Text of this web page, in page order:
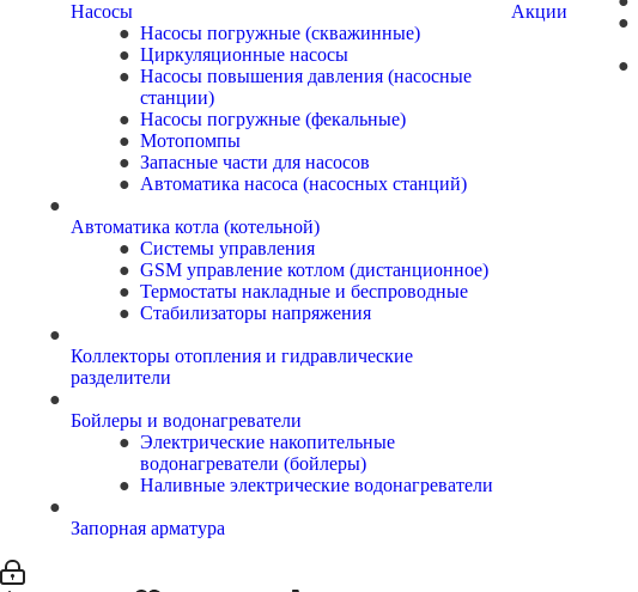
Насосы
Насосы погружные (скважинные)
Циркуляционные насосы
Насосы повышения давления (насосные
станции)
Насосы погружные (фекальные)
Мотопомпы
Запасные части для насосов
Автоматика насоса (насосных станций)
Автоматика котла (котельной)
Системы управления
GSM управление котлом (дистанционное)
Термостаты накладные и беспроводные
Стабилизаторы напряжения
Коллекторы отопления и гидравлические
разделители
Бойлеры и водонагреватели
Электрические накопительные
водонагреватели (бойлеры)
Наливные электрические водонагреватели
Запорная арматура
Акции